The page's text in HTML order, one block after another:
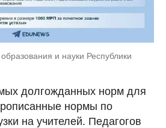
и науки Республики
долгожданных норм для
нормы по
на учителей. Педагогов